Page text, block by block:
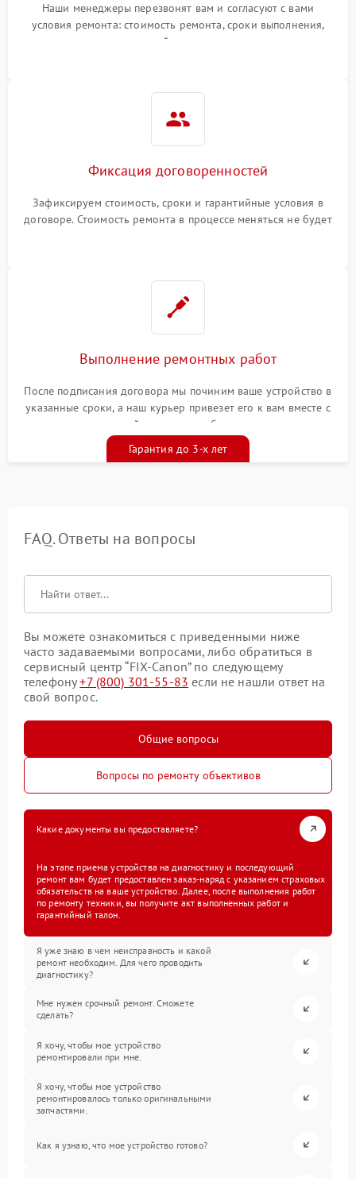
Наши менеджеры перезвонят вам и согласуют с вами
условия ремонта: стоимость ремонта, сроки выполнения,
гарантийные условия
Фиксация договоренностей
Зафиксируем стоимость, сроки и гарантийные условия в
договоре. Стоимость ремонта в процессе меняться не будет
Выполнение ремонтных работ
После подписания договора мы починим ваше устройство в
указанные сроки, а наш курьер привезет его к вам вместе с
гарантийным талоном бесплатно
Гарантия до 3-х лет
FAQ. Ответы на вопросы
Вы можете ознакомиться с приведенными ниже
часто задаваемыми вопросами, либо обратиться в
сервисный центр “FIX-Canon” по следующему
телефону+7 (800) 301-55-83 если не нашли ответ на
свой вопрос.
Общие вопросы
Вопросы по ремонту объективов
Какие документы вы предоставляете?
На этапе приема устройства на диагностику и последующий
ремонт вам будет предоставлен заказ-наряд с указанием страховых
обязательств на ваше устройство. Далее, после выполнения работ
по ремонту техники, вы получите акт выполненных работ и
гарантийный талон.
Я уже знаю в чем неисправность и какой
ремонт необходим. Для чего проводить
диагностику?
Мне нужен срочный ремонт. Сможете
сделать?
Я хочу, чтобы мое устройство
ремонтировали при мне.
Я хочу, чтобы мое устройство
ремонтировалось только оригинальными
запчастями.
Как я узнаю, что мое устройство готово?